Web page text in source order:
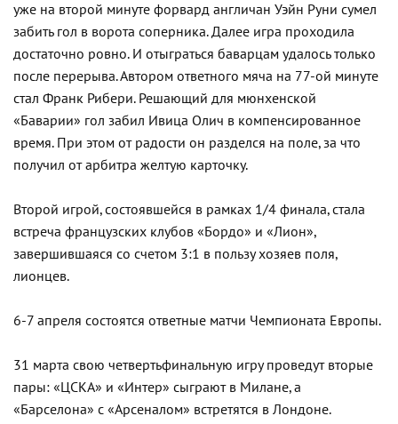
уже на второй минутe форвард англичан Уэйн Руни сумел
забить гол в ворота соперника. Далее игра проходила
достаточно ровно. И отыграться баварцам удалось только
после перерыва. Автором ответного мяча на 77-ой минуте
стал Франк Рибери. Решающий для мюнхенской
«Баварии» гол забил Ивица Олич в компенсированное
время. При этом от радости он разделся на поле, за что
получил от арбитра желтую карточку.
Второй игрой, состоявшейся в рамках 1/4 финала, стала
встреча французских клубов «Бордо» и «Лион»,
завершившаяся со счетом 3:1 в пользу хозяев поля,
лионцев.
6-7 апреля состоятся ответные матчи Чемпионата Европы.
31 марта свою четвертьфинальную игру проведут вторые
пары: «ЦСКА» и «Интер» сыграют в Милане, а
«Барселона» с «Арсеналом» встретятся в Лондоне.